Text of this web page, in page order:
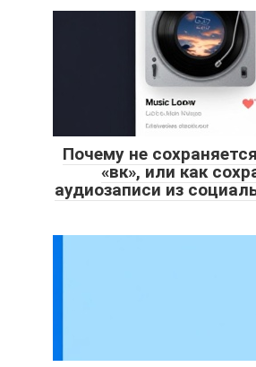
Почему не
«вк», или как
аудиозаписи из